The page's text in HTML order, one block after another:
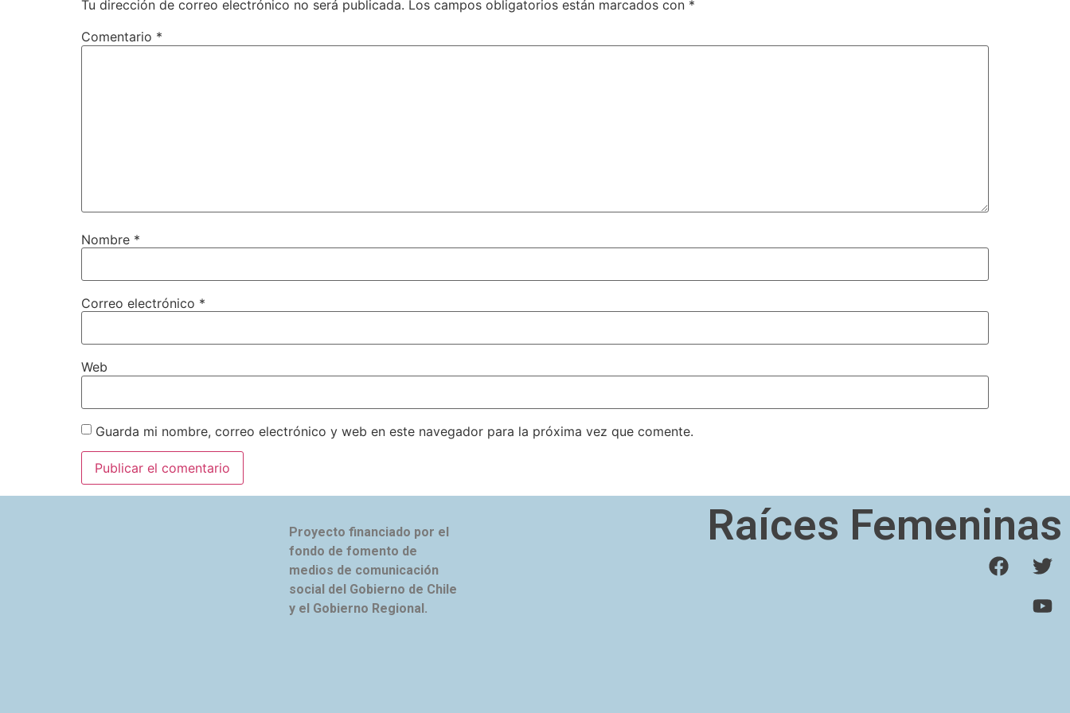
Tu dirección de correo electrónico no será publicada. Los campos obligatorios están marcados con *
Comentario *
Nombre *
Correo electrónico *
Web
Guarda mi nombre, correo electrónico y web en este navegador para la próxima vez que comente.
Proyecto financiado por el
fondo de fomento de
medios de comunicación
social del Gobierno de Chile
y el Gobierno Regional.
Raíces Femeninas